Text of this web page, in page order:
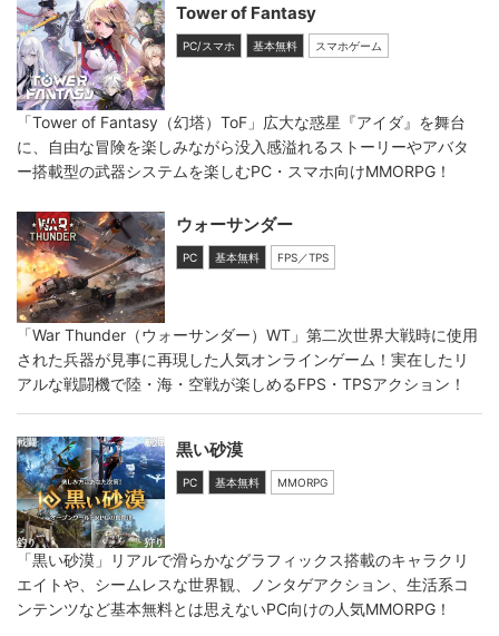
Tower of Fantasy
PC/スマホ 基本無料 スマホゲーム
「Tower of Fantasy（幻塔）ToF」広大な惑星『アイダ』を舞台
に、自由な冒険を楽しみながら没入感溢れるストーリーやアバタ
ー搭載型の武器システムを楽しむPC・スマホ向けMMORPG！
ウォーサンダー
PC 基本無料 FPS／TPS
「War Thunder（ウォーサンダー）WT」第二次世界大戦時に使用
された兵器が見事に再現した人気オンラインゲーム！実在したリ
アルな戦闘機で陸・海・空戦が楽しめるFPS・TPSアクション！
黒い砂漠
PC 基本無料 MMORPG
「黒い砂漠」リアルで滑らかなグラフィックス搭載のキャラクリ
エイトや、シームレスな世界観、ノンタゲアクション、生活系コ
ンテンツなど基本無料とは思えないPC向けの人気MMORPG！